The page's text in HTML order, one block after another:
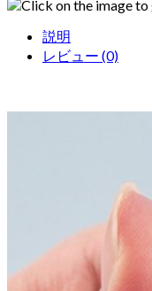
Click on the image
説明
レビュー (0)